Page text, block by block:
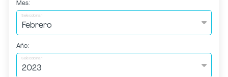
Mes:
Seleccionar
Año:
Seleccionar